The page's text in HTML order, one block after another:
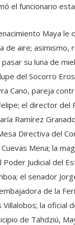
el funcionario
Maya le
de aire; asimismo,
su luna de
del Socorro
Cano, pareja
el director del
Ramírez
Directiva del
Mena; la
Judicial del
el senador
de la
la oficial
de Tahdziú,